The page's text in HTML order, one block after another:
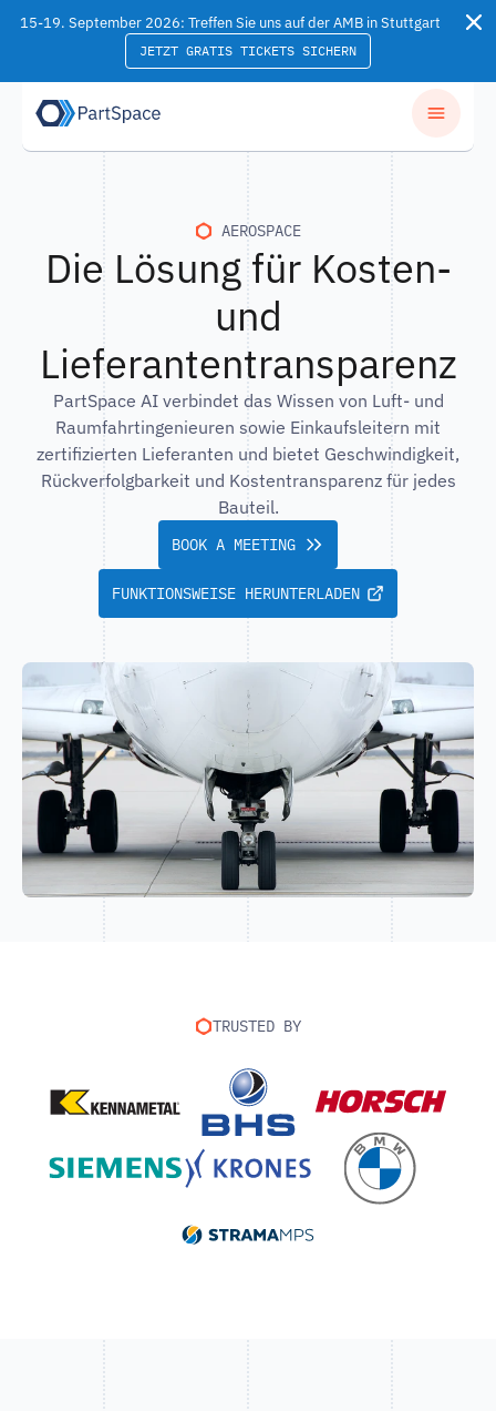
Skip to content
15-19. September 2026: Treffen Sie uns auf der AMB in Stuttgart
JETZT GRATIS TICKETS SICHERN
AEROSPACE
Die Lösung für Kosten-
und
Lieferantentransparenz
PartSpace AI verbindet das Wissen von Luft- und
Raumfahrtingenieuren sowie Einkaufsleitern mit
zertifizierten Lieferanten und bietet Geschwindigkeit,
Rückverfolgbarkeit und Kostentransparenz für jedes
Bauteil.
BOOK A MEETING
FUNKTIONSWEISE HERUNTERLADEN
TRUSTED BY